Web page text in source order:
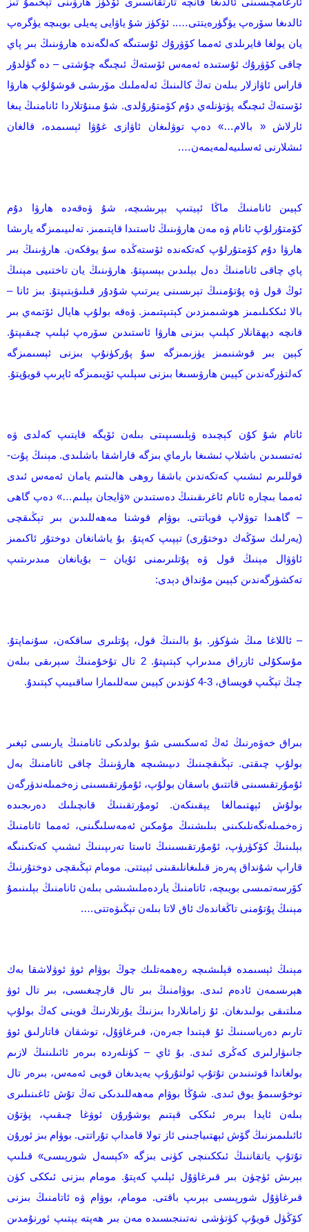
ئالدىغا سۆرەپ يۈگۈرەيتتى….. ئۆكۈز شۇ ياۋايى پەيلى بويىچە يۈگرەپ
يان يولغا قايرىلدى ئەمما كۆۋرۇك ئۇستىگە كەلگەندە ھارۋىنىڭ بىر پاي
چاقى كۆۋرۇك ئۇستىدە ئەمەس ئۆستەڭ ئىچىگە چۇشتى – دە گۈلدۇر
قاراس ئاۋازلار بىلەن تەڭ كالىنىڭ ئەلەملىك مۆرىشى قوشۇلۇپ ھارۋا
ئۆستەڭ ئىچىگە پۈتۈنلەي دۇم كۆمتۇرۇلدى. شۇ مىنۇتلاردا ئانامنىڭ يىغا
ئارلاش « بالام…» دەپ توۋلىغان ئاۋازى غۇۋا ئېسىمدە، قالغان
ئىشلارنى ئەسلىيەلمەيمەن….
كېيىن ئانامنىڭ ماڭا ئېيتىپ بېرىشىچە، شۇ ۋەقەدە ھارۋا دۇم
كۆمتۇرلۇپ ئانام ۋە مەن ھارۋىنىڭ ئاستىدا قاپتىمىز. تەلىيىمىزگە يارىشا
ھارۋا دۇم كۆمتۇرلۇپ كەتكەندە ئۆستەڭدە سۇ يوقكەن. ھارۋىنىڭ بىر
پاي چاقى ئانامنىڭ دەل بېلىدىن بېسىپتۇ. ھارۋىنىڭ يان تاختىيى مېنىڭ
ئوڭ قول ۋە پۇتۇمنىڭ تېرىسىنى يىرتىپ شۇدۇر قىلىۋېتىپتۇ. بىز ئانا –
بالا ئىككىلىمىز ھوشىمىزدىن كېتىپتىمىز. ۋەقە بولۇپ ھايال ئۆتمەي بىر
قانچە دېھقانلار كېلىپ بىزنى ھارۋا ئاستىدىن سۆرەپ ئېلىپ چىقىپتۇ.
كېين بىر قوشنىمىز يۈزىمىزگە سۇ پۇركۈنۇپ بىزنى ئېسىمىزگە
كەلتۈرگەندىن كېيىن ھارۋىسىغا بىزنى سېلىپ ئۆيىمىزگە ئاپرىپ قويۇپتۇ.
ئاتام شۇ كۇن كېچىدە ۋېلىسىپىتى بىلەن ئۆيگە قايتىپ كەلدى ۋە
ئەتىسىدىن باشلاپ ئىشىغا بارماي بىزگە قاراشقا باشلىدى. مېنىڭ پۇت-
قوللىرىم ئىشىپ كەتكەندىن باشقا روھى ھالىتىم يامان ئەمەس ئىدى
ئەمما بىچارە ئانام ئاغرىقىنىڭ دەستىدىن «ۋايجان بېلىم…» دەپ گاھى
– گاھىدا توۋلاپ قوياتتى. بوۋام قوشنا مەھەللىدىن بىر تېڭىقچى
(يەرلىك سۆڭەك دوختۇرى) تېپىپ كەپتۇ. بۇ ياشانغان دوختۇر ئاكىمىز
ئاۋۋال مېنىڭ قول ۋە پۇتلىرىمنى ئۇيان – بۇيانغان مىدىرىتىپ
تەكشۈرگەندىن كېيىن مۇنداق دېدى:
– ئاللاغا مىڭ شۈكۈر. بۇ بالىنىڭ قول، پۇتلىرى ساقكەن، سۇنماپتۇ.
مۇسكۇلى ئازراق مىدىراپ كېتىپتۇ. 2 تال تۇخۇمنىڭ سېرىقى بىلەن
چىڭ تېڭىپ قويساق، 3-4 كۈندىن كېيىن سەللىمازا ساقىيىپ كېتىدۇ.
بىراق خەۋەرنىڭ ئەڭ ئەسكىسى شۇ بولدىكى ئانامنىڭ يارىسى ئېغىر
بولۇپ چىقتى. تېڭىقچىنىڭ دىيىشىچە ھارۋىنىڭ چاقى ئانامنىڭ بەل
ئۇمۇرتقىسىنى قاتتىق باسقان بولۇپ، ئۇمۇرتقىسىنى زەخمىلەندۈرگەن
بولۇش ئېھتىمالغا يېقىنكەن. ئومۇرتقىنىڭ قانچىلىك دەرىجىدە
زەخمىلەنگەنلىكىنى بىلىشنىڭ مۇمكىن ئەمەسلىگىنى، ئەمما ئانامنىڭ
بېلىنىڭ كۆكۈرۈپ، ئۇمۇرتقىسىنىڭ ئاستا تەرىپىنىڭ ئىشىپ كەتكىنىگە
قاراپ شۇنداق پەرەز قىلىغانلىقىنى ئېيتتى. مومام تېڭىقچى دوختۇرنىڭ
كۆرسەتمىسى بويىچە، ئاتامنىڭ ياردەملىشىشى بىلەن ئانامنىڭ بېلىنىمۇ
مېنىڭ پۇتۇمنى تاڭغاندەك ئاق لاتا بىلەن تېڭىۋەتتى….
مېنىڭ ئېسىمدە قېلىشىچە رەھمەتلىك چوڭ بوۋام ئوۋ ئوۋلاشقا بەك
ھېرىسمەن ئادەم ئىدى. بوۋامنىڭ بىر تال قارچىغىسى، بىر تال ئوۋ
مىلتىقى بولىدىغان. ئۇ زامانلاردا بىزنىڭ يۇرتلارنىڭ قوينى كەڭ بولۇپ
تارىم دەرياسىنىڭ ئۇ قېتىدا جەرەن، قىرغاۋۇل، توشقان قاتارلىق ئوۋ
جانىۋارلىرى كەڭرى ئىدى. بۇ ئاي – كۈنلەردە بىرەر ئائىلىنىڭ لازىم
بولغاندا قوتىنىدىن تۇتۇپ ئولتۇرۇپ يەيدىغان قويى ئەمەس، بىرەر تال
توخۇسىمۇ يوق ئىدى. شۇڭا بوۋام مەھەللىدىكى تەڭ تۇش ئاغىنىلىرى
بىلەن ئايدا بىرەر ئىككى قېتىم يوشۇرۇن ئوۋغا چىقىپ، پۈتۇن
ئائىلىمىزنىڭ گۆش ئېھتىياجىنى ئاز تولا قامداپ تۇراتتى. بوۋام بىز ئورۇن
تۇتۇپ ياتقاننىڭ ئىككىنچى كۈنى بىزگە «كېسەل شورپىسى» قىلىپ
بېرىش ئۈچۈن بىر قىرغاۋۇل ئېلىپ كەپتۇ. مومام بىزنى ئىككى كۈن
قىرغاۋۇل شورپىسى بېرىپ باقتى. مومام، بوۋام ۋە ئاتامنىڭ بىزنى
كۆڭۈل قويۇپ كۈتۈشى نەتىنجىسىدە مەن بىر ھەپتە يېتىپ ئورنۇمدىن